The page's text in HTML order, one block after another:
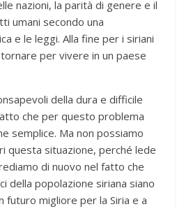
nazioni, la parità di genere e il
umani secondo una
e le leggi. Alla fine per i siriani
per vivere in un paese
della dura e difficile
che per questo problema
semplice. Ma non possiamo
questa situazione, perché lede
di nuovo nel fatto che
della popolazione siriana siano
futuro migliore per la Siria e a